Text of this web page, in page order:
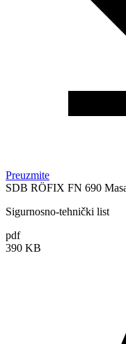
Preuzmite
SDB RÖFIX FN 690
Sigurnosno-tehnički list
pdf
390 KB